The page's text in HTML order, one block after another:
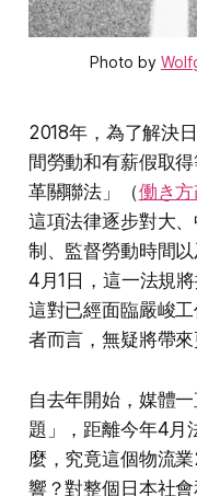
Photo by
2018年，為了解決
間勞動和有薪假取
革關聯法」（働き
這項法律逐步對大
制、監督勞動時間
4月1日，這一法規
這對已經面臨嚴峻
者而言，無疑將帶來
自去年開始，媒體
題」，距離今年4月
麼，究竟這個物流
響？對整個日本社